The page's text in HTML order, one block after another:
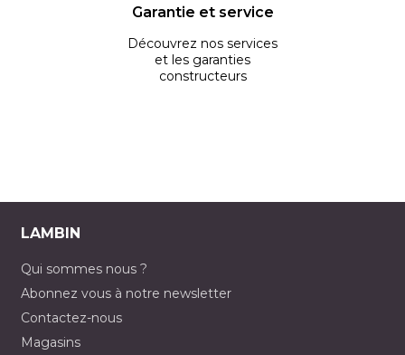
Garantie et service
Découvrez nos services
et les garanties
constructeurs
LAMBIN
Qui sommes nous ?
Abonnez vous à notre newsletter
Contactez-nous
Magasins